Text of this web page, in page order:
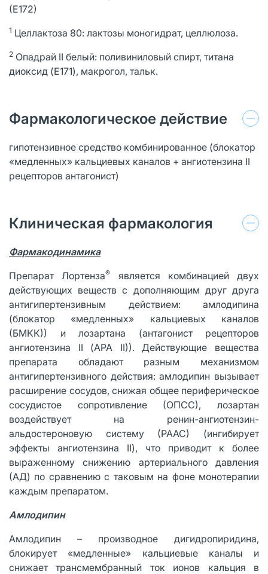
(Е172)
1 Целлактоза 80: лактозы моногидрат, целлюлоза.
2 Опадрай II белый: поливиниловый спирт, титана
диоксид (E171), макрогол, тальк.
Фармакологическое действие
гипотензивное средство комбинированное (блокатор
«медленных» кальциевых каналов + ангиотензина II
рецепторов антагонист)
Клиническая фармакология
Фармакодинамика
Препарат Лортенза®
является комбинацией двух
действующих веществ с дополняющим друг друга
антигипертензивным действием: амлодипина
(блокатор «медленных» кальциевых каналов
(БМКК)) и лозартана (антагонист рецепторов
ангиотензина II (АРА II)). Действующие вещества
препарата обладают разным механизмом
антигипертензивного действия: амлодипин вызывает
расширение сосудов, снижая общее периферическое
сосудистое сопротивление (ОПСС), лозартан
воздействует на ренин-ангиотензин-
альдостероновую систему (РААС) (ингибирует
эффекты ангиотензина II), что приводит к более
выраженному снижению артериального давления
(АД) по сравнению с таковым на фоне монотерапии
каждым препаратом.
Амлодипин
Амлодипин – производное дигидропиридина,
блокирует «медленные» кальциевые каналы и
снижает трансмембранный ток ионов кальция в